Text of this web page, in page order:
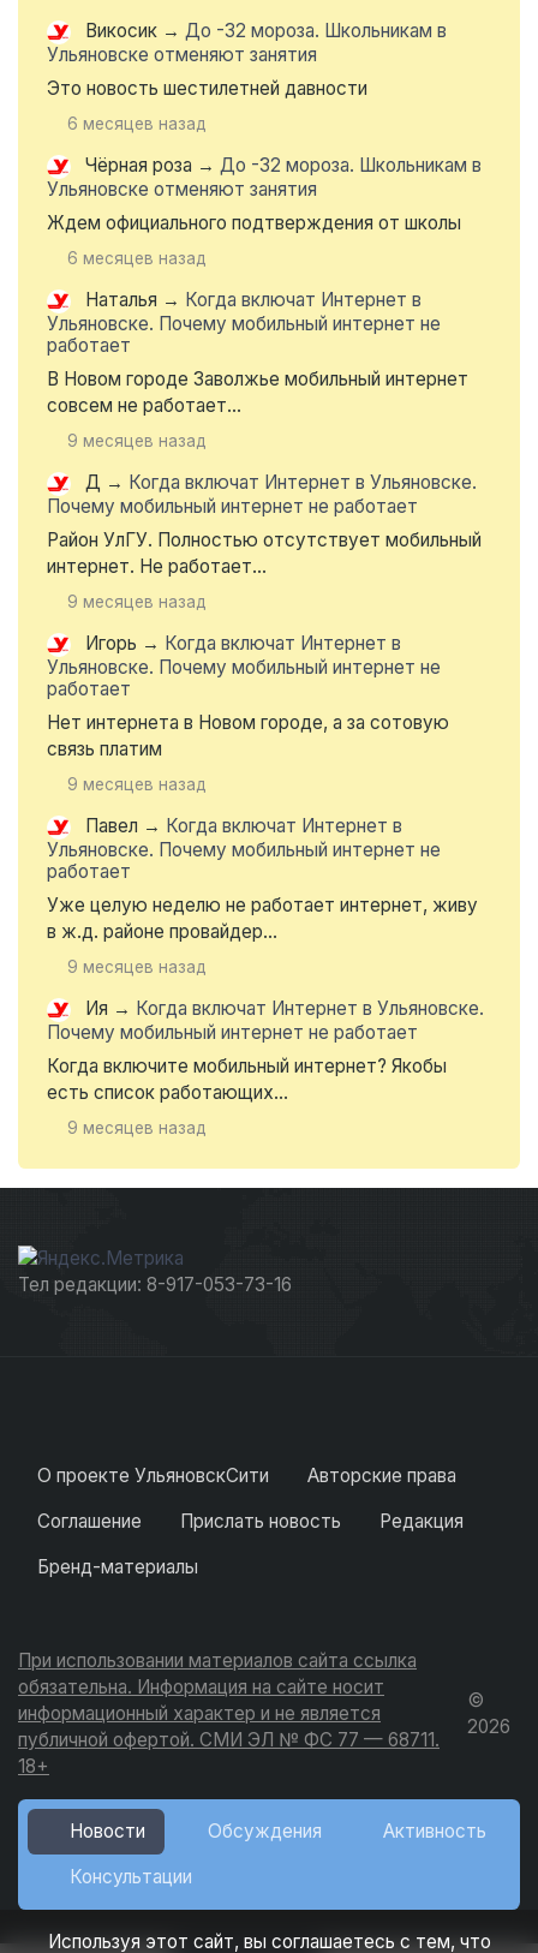
Викосик → До -32 мороза. Школьникам в
Ульяновске отменяют занятия
Это новость шестилетней давности
6 месяцев назад
Чёрная роза → До -32 мороза. Школьникам в
Ульяновске отменяют занятия
Ждем официального подтверждения от школы
6 месяцев назад
Наталья → Когда включат Интернет в
Ульяновске. Почему мобильный интернет не
работает
В Новом городе Заволжье мобильный интернет
совсем не работает...
9 месяцев назад
Д → Когда включат Интернет в Ульяновске.
Почему мобильный интернет не работает
Район УлГУ. Полностью отсутствует мобильный
интернет. Не работает...
9 месяцев назад
Игорь → Когда включат Интернет в
Ульяновске. Почему мобильный интернет не
работает
Нет интернета в Новом городе, а за сотовую
связь платим
9 месяцев назад
Павел → Когда включат Интернет в
Ульяновске. Почему мобильный интернет не
работает
Уже целую неделю не работает интернет, живу
в ж.д. районе провайдер...
9 месяцев назад
Ия → Когда включат Интернет в Ульяновске.
Почему мобильный интернет не работает
Когда включите мобильный интернет? Якобы
есть список работающих...
9 месяцев назад
Тел редакции: 8-917-053-73-16
О проекте УльяновскСити
Авторские права
Соглашение
Прислать новость
Редакция
Бренд-материалы
При использовании материалов сайта ссылка
обязательна. Информация на сайте носит
информационный характер и не является
публичной офертой. СМИ ЭЛ № ФС 77 — 68711.
18+
©
2026
Новости Обсуждения
Активность
Консультации
Используя этот сайт, вы соглашаетесь с тем, что